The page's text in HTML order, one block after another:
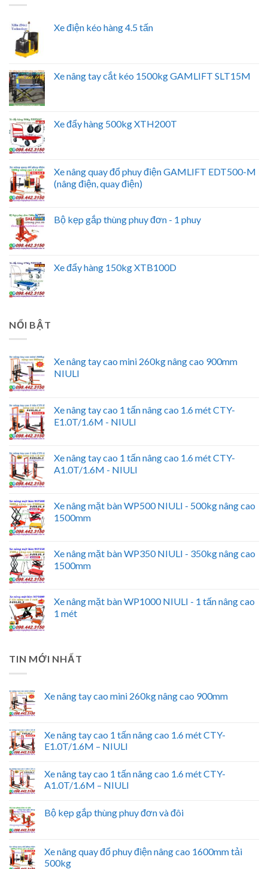
Xe điện kéo hàng 4.5 tấn
Xe nâng tay cắt kéo 1500kg GAMLIFT SLT15M
Xe đẩy hàng 500kg XTH200T
Xe nâng quay đổ phuy điện GAMLIFT EDT500-M
(nâng điện, quay điện)
Bộ kẹp gắp thùng phuy đơn - 1 phuy
Xe đẩy hàng 150kg XTB100D
NỔI BẬT
Xe nâng tay cao mini 260kg nâng cao 900mm
NIULI
Xe nâng tay cao 1 tấn nâng cao 1.6 mét CTY-
E1.0T/1.6M - NIULI
Xe nâng tay cao 1 tấn nâng cao 1.6 mét CTY-
A1.0T/1.6M - NIULI
Xe nâng mặt bàn WP500 NIULI - 500kg nâng cao
1500mm
Xe nâng mặt bàn WP350 NIULI - 350kg nâng cao
1500mm
Xe nâng mặt bàn WP1000 NIULI - 1 tấn nâng cao
1 mét
TIN MỚI NHẤT
Xe nâng tay cao mini 260kg nâng cao 900mm
Xe nâng tay cao 1 tấn nâng cao 1.6 mét CTY-
E1.0T/1.6M – NIULI
Xe nâng tay cao 1 tấn nâng cao 1.6 mét CTY-
A1.0T/1.6M – NIULI
Bộ kẹp gắp thùng phuy đơn và đôi
Xe nâng quay đổ phuy điện nâng cao 1600mm tải
500kg